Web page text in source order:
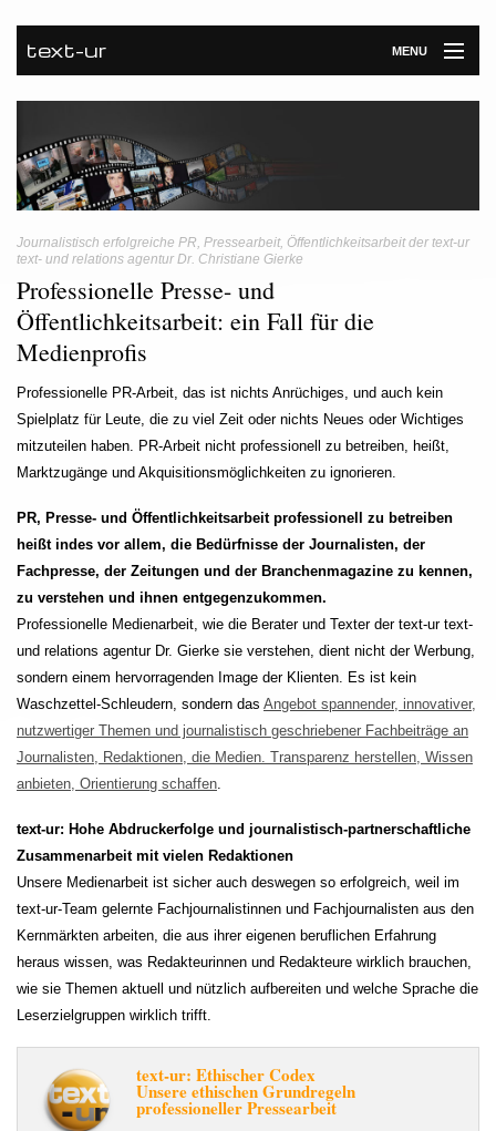
text-ur MENU
Startseite
Leistungen
Unternehmen
Referenzen
Kontakt
Newsroom
Journalistisch erfolgreiche PR, Pressearbeit, Öffentlichkeitsarbeit der text-ur
text- und relations agentur Dr. Christiane Gierke
Professionelle Presse- und
Öffentlichkeitsarbeit: ein Fall für die
Medienprofis
Professionelle PR-Arbeit, das ist nichts Anrüchiges, und auch kein
Spielplatz für Leute, die zu viel Zeit oder nichts Neues oder Wichtiges
mitzuteilen haben. PR-Arbeit nicht professionell zu betreiben, heißt,
Marktzugänge und Akquisitionsmöglichkeiten zu ignorieren.
PR, Presse- und Öffentlichkeitsarbeit professionell zu betreiben
heißt indes vor allem, die Bedürfnisse der Journalisten, der
Fachpresse, der Zeitungen und der Branchenmagazine zu kennen,
zu verstehen und ihnen entgegenzukommen.
Professionelle Medienarbeit, wie die Berater und Texter der text-ur text-
und relations agentur Dr. Gierke sie verstehen, dient nicht der Werbung,
sondern einem hervorragenden Image der Klienten. Es ist kein
Waschzettel-Schleudern, sondern das Angebot spannender, innovativer,
nutzwertiger Themen und journalistisch geschriebener Fachbeiträge an
Journalisten, Redaktionen, die Medien. Transparenz herstellen, Wissen
anbieten, Orientierung schaffen.
text-ur: Hohe Abdruckerfolge und journalistisch-partnerschaftliche
Zusammenarbeit mit vielen Redaktionen
Unsere Medienarbeit ist sicher auch deswegen so erfolgreich, weil im
text-ur-Team gelernte Fachjournalistinnen und Fachjournalisten aus den
Kernmärkten arbeiten, die aus ihrer eigenen beruflichen Erfahrung
heraus wissen, was Redakteurinnen und Redakteure wirklich brauchen,
wie sie Themen aktuell und nützlich aufbereiten und welche Sprache die
Leserzielgruppen wirklich trifft.
text-ur: Ethischer Codex
Unsere ethischen Grundregeln
professioneller Pressearbeit